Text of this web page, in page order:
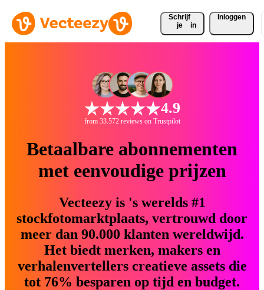
Schrijf
je
in
Inloggen
4.9
from 33.572 reviews on Trustpilot
Betaalbare abonnementen
met eenvoudige prijzen
Vecteezy is 's werelds #1
stockfotomarktplaats, vertrouwd door
meer dan 90.000 klanten wereldwijd.
Het biedt merken, makers en
verhalenvertellers creatieve assets die
tot 76% besparen op tijd en budget.